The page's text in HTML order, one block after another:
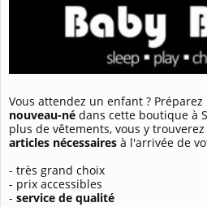
Vous attendez un enfant ?
nouveau-né dans cette boutique à
plus de vêtements, vous y
articles nécessaires à l'arrivée de
- très grand choix
- prix accessibles
- service de qualité